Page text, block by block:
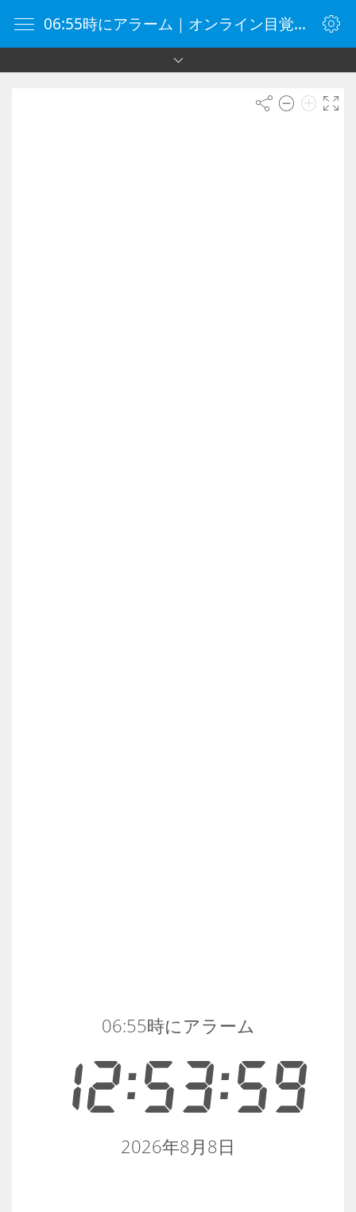
06:55時にアラーム｜オンライン目覚まし時計｜目覚まし時計
12:53:59
06:55時にアラーム
2026年8月8日